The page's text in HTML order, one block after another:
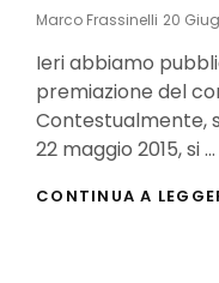
Marco Frassinelli Posted
20
Ieri abbiamo
premiazione del
Contestualmente,
22 maggio 2015, si …
CONTINUA A